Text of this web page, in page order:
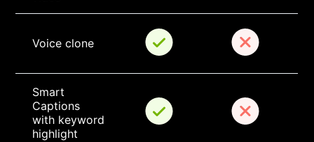
Voice clone
Smart
Captions
with keyword
highlight